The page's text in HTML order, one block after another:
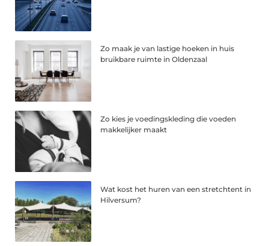
Zo maak je van lastige hoeken in huis
bruikbare ruimte in Oldenzaal
Zo kies je voedingskleding die voeden
makkelijker maakt
Wat kost het huren van een stretchtent in
Hilversum?